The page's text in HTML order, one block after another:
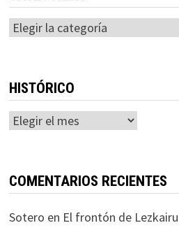
Categorías
HISTÓRICO
Histórico
COMENTARIOS RECIENTES
Sotero en El frontón de